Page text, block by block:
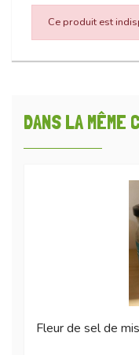
Ce produit est
DANS LA MÊME
Fleur de sel de